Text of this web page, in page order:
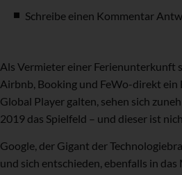
Schreibe einen Kommentar
Als Vermieter einer Ferienunterkunft
Airbnb, Booking und FeWo-direkt ein
Global Player galten, sehen sich
2019 das Spielfeld – und dieser ist
Google, der Gigant der
und sich entschieden, ebenfalls in